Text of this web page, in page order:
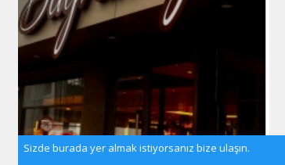
Sizde burada yer almak istiyorsanız bize ulaşın.